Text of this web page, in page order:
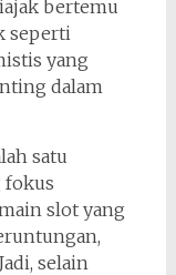
bertemu
seperti
yang
dalam
satu
fokus
slot yang
selain